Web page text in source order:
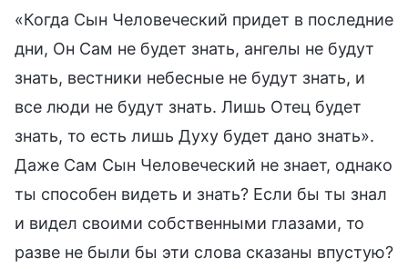
«Когда Сын Человеческий придет в последние
дни, Он Сам не будет знать, ангелы не будут
знать, вестники небесные не будут знать, и
все люди не будут знать. Лишь Отец будет
знать, то есть лишь Духу будет дано знать».
Даже Сам Сын Человеческий не знает, однако
ты способен видеть и знать? Если бы ты знал
и видел своими собственными глазами, то
разве не были бы эти слова сказаны впустую?